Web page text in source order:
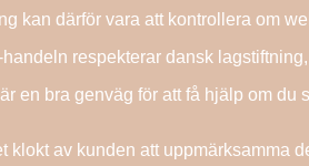
kan därför vara att kontrollera om
handeln respekterar dansk
en bra genväg för att få hjälp om
klokt av kunden att uppmärksamma